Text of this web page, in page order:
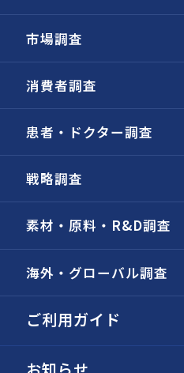
市場調査
消費者調査
患者・ドクター調査
戦略調査
素材・原料・R&D調査
海外・グローバル調査
ご利用ガイド